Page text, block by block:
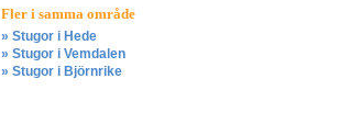
Fler i samma område
» Stugor i Hede
» Stugor i Vemdalen
» Stugor i Björnrike